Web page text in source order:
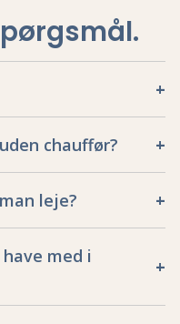
.
chauffør?
leje?
med i